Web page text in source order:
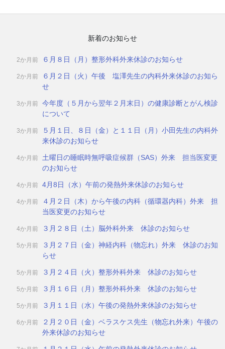
新着のお知らせ
2か月前 ６月８日（月）整形外科外来休診のお知らせ
2か月前
６月２日（火）午後 塩澤先生の内科外来休診のお知ら
せ
3か月前 今年度（５月から翌年２月末日）の健康診断とがん検診
について
3か月前
５月１日、８日（金）と１１日（月）小田先生の内科外
来休診のお知らせ
4か月前
土曜日の睡眠時無呼吸症候群（SAS）外来 担当医変更
のお知らせ
4か月前 4月8日（水）午前の発熱外来休診のお知らせ
4か月前
４月２日（木）から午後の内科（循環器内科）外来 担
当医変更のお知らせ
4か月前 ３月２８日（土）脳外科外来 休診のお知らせ
5か月前
３月２７日（金）神経内科（物忘れ）外来 休診のお知
らせ
5か月前 ３月２４日（火）整形外科外来 休診のお知らせ
5か月前 ３月１６日（月）整形外科外来 休診のお知らせ
5か月前 ３月１１日（水）午後の発熱外来休診のお知らせ
6か月前
２月２０日（金）ベラスケス先生（物忘れ外来）午後の
外来休診のお知らせ